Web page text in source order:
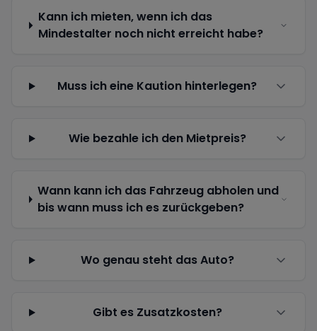
Kann ich mieten, wenn ich das
Mindestalter noch nicht erreicht habe?
Muss ich eine Kaution hinterlegen?
Wie bezahle ich den Mietpreis?
Wann kann ich das Fahrzeug abholen und
bis wann muss ich es zurückgeben?
Wo genau steht das Auto?
Gibt es Zusatzkosten?